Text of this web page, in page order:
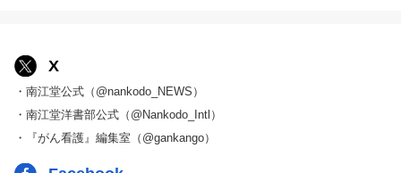
X
・南江堂公式（@nankodo_NEWS）
・南江堂洋書部公式（@Nankodo_Intl）
・『がん看護』編集室（@gankango）